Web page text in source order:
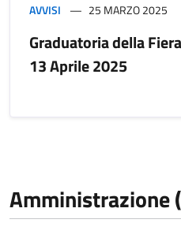
AVVISI 25 MARZO 2025
Graduatoria della
13 Aprile 2025
Amministrazione